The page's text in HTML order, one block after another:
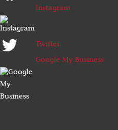
Instagram
Twitter
Google My Business